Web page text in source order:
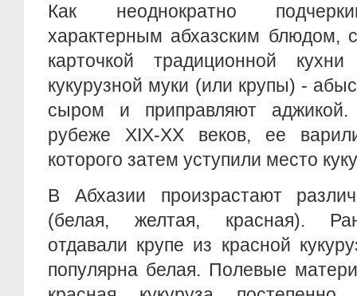
Как неоднократно
характерным абхазским блюдом,
карточкой традиционной
кукурузной муки (или крупы) -
сыром и приправляют
рубеже XIX-XX веков, ее
которого затем уступили место
В Абхазии произрастают
(белая, желтая, красная).
отдавали крупе из красной
популярна белая. Полевые